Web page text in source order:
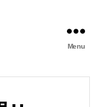
Menu